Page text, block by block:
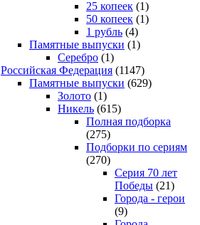
25 копеек (1)
50 копеек (1)
1 рубль (4)
Памятные выпуски (1)
Серебро (1)
Российская Федерация (1147)
Памятные выпуски (629)
Золото (1)
Никель (615)
Полная подборка
(275)
Подборки по сериям
(270)
Серия 70 лет
Победы (21)
Города - герои
(9)